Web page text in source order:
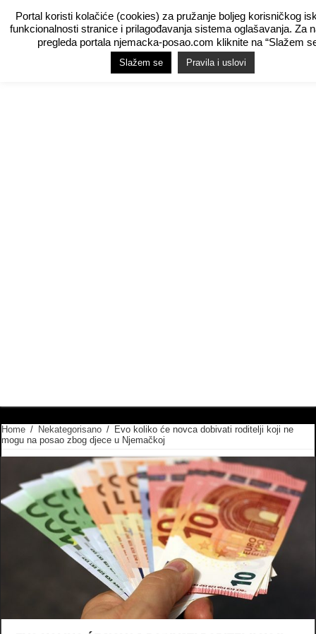
Home / Nekategorisano / Evo koliko će novca dobivati roditelji koji ne
mogu na posao zbog djece u Njemačkoj
Portal koristi kolačiće (cookies) za pružanje boljeg korisničkog
funkcionalnosti stranice i prilagođavanja sistema oglašavanja. Za
pregleda portala njemacka-posao.com kliknite na “Slažem
Slažem se Pravila i uslovi